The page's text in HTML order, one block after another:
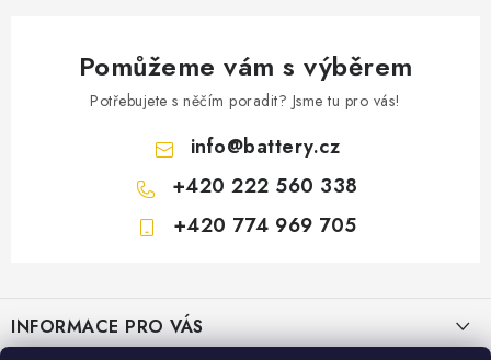
Pomůžeme vám s výběrem
Potřebujete s něčím poradit? Jsme tu pro vás!
info@battery.cz
+420 222 560 338
+420 774 969 705
pINFORMACE PRO VÁS